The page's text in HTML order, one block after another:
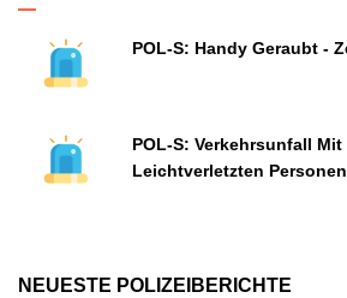
POL-S: Handy Geraubt -
POL-S: Verkehrsunfall Mit
Leichtverletzten
NEUESTE POLIZEIBERICHTE